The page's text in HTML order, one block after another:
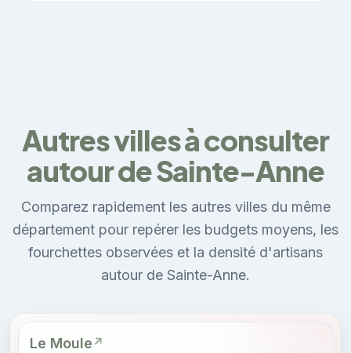
Autres villes à consulter
autour de Sainte-Anne
Comparez rapidement les autres villes du même
département pour repérer les budgets moyens, les
fourchettes observées et la densité d'artisans
autour de Sainte-Anne.
Le Moule